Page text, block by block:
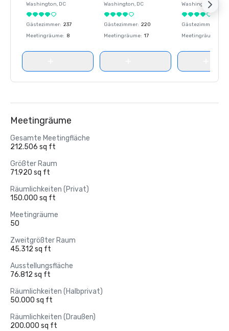
Washington, DC
Gästezimmer: 237
Meetingräume: 8
Washington, DC
Gästezimmer: 220
Meetingräume: 17
Washington
Gästezimmer
Meetingräume
Meetingräume
Gesamte Meetingfläche
212.506 sq ft
Größter Raum
71.920 sq ft
Räumlichkeiten (Privat)
150.000 sq ft
Meetingräume
50
Zweitgrößter Raum
45.312 sq ft
Ausstellungsfläche
76.812 sq ft
Räumlichkeiten (Halbprivat)
50.000 sq ft
Räumlichkeiten (Draußen)
200.000 sq ft